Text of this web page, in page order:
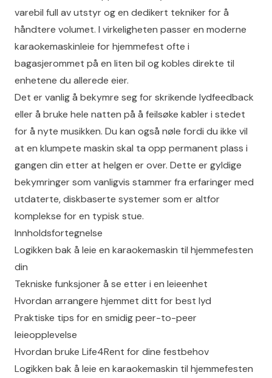
varebil full av utstyr og en dedikert tekniker for å
håndtere volumet. I virkeligheten passer en moderne
karaokemaskinleie for hjemmefest ofte i
bagasjerommet på en liten bil og kobles direkte til
enhetene du allerede eier.
Det er vanlig å bekymre seg for skrikende lydfeedback
eller å bruke hele natten på å feilsøke kabler i stedet
for å nyte musikken. Du kan også nøle fordi du ikke vil
at en klumpete maskin skal ta opp permanent plass i
gangen din etter at helgen er over. Dette er gyldige
bekymringer som vanligvis stammer fra erfaringer med
utdaterte, diskbaserte systemer som er altfor
komplekse for en typisk stue.
Innholdsfortegnelse
Logikken bak å leie en karaokemaskin til hjemmefesten
din
Tekniske funksjoner å se etter i en leieenhet
Hvordan arrangere hjemmet ditt for best lyd
Praktiske tips for en smidig peer-to-peer
leieopplevelse
Hvordan bruke Life4Rent for dine festbehov
Logikken bak å leie en karaokemaskin til hjemmefesten